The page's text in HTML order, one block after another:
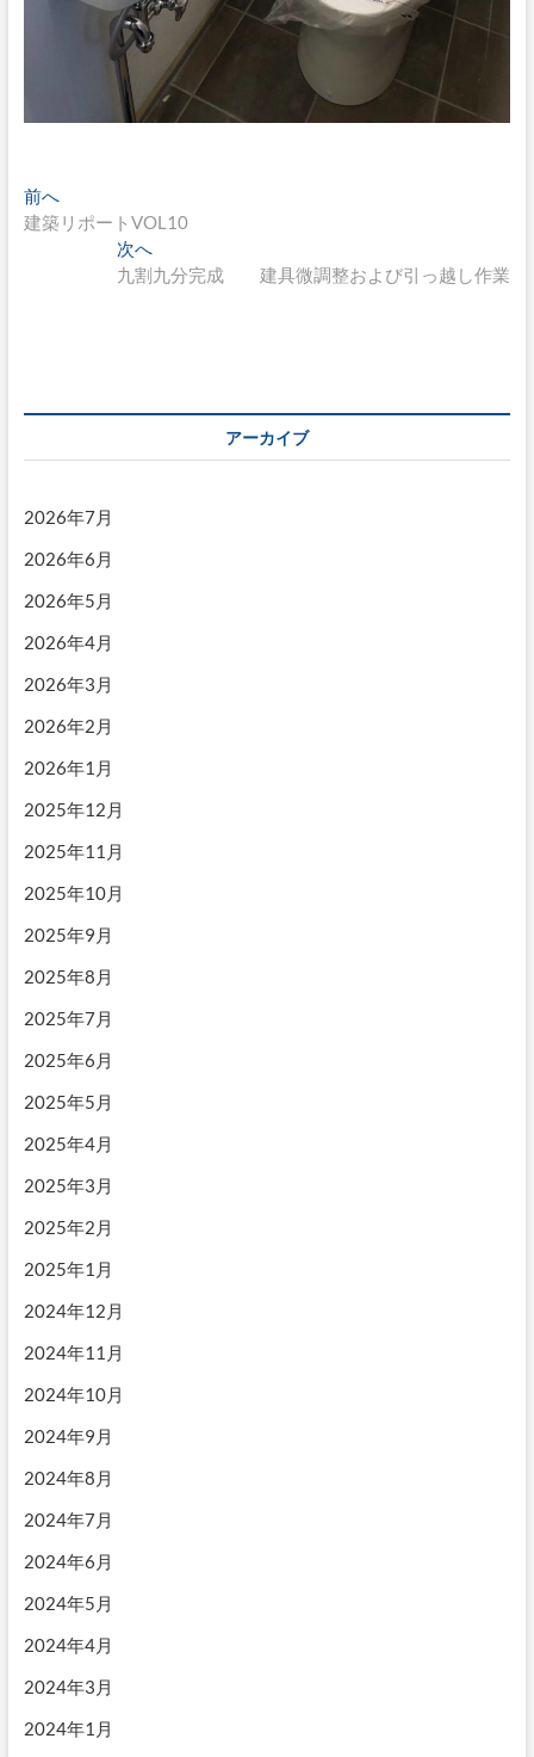
投
稿
シ
ョ
ン
前へ過
去
建築リポートVOL10
次へ
の
九割九分完成 建具微調整および引っ越し作業
アーカイブ
2026年7月
2026年6月
2026年5月
2026年4月
2026年3月
2026年2月
2026年1月
2025年12月
2025年11月
2025年10月
2025年9月
2025年8月
2025年7月
2025年6月
2025年5月
2025年4月
2025年3月
2025年2月
2025年1月
2024年12月
2024年11月
2024年10月
2024年9月
2024年8月
2024年7月
2024年6月
2024年5月
2024年4月
2024年3月
2024年1月